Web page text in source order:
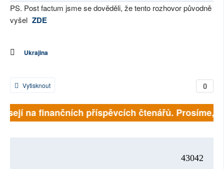
PS. Post factum jsme se dověděli, že tento rozhovor původně
vyšel ZDE
Ukrajina
0
Vytisknout
na finančních příspěvcích čtenářů. Prosíme,
43042